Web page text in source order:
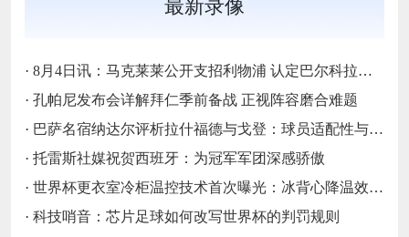
最新录像
· 8月4日讯：马克莱莱公开支招利物浦 认定巴尔科拉是萨拉赫完美替代者
· 孔帕尼发布会详解拜仁季前备战 正视阵容磨合难题
· 巴萨名宿纳达尔评析拉什福德与戈登：球员适配性与战术融入前景探讨
· 托雷斯社媒祝贺西班牙：为冠军军团深感骄傲
· 世界杯更衣室冷柜温控技术首次曝光：冰背心降温效率关键数据深度拆解
· 科技哨音：芯片足球如何改写世界杯的判罚规则